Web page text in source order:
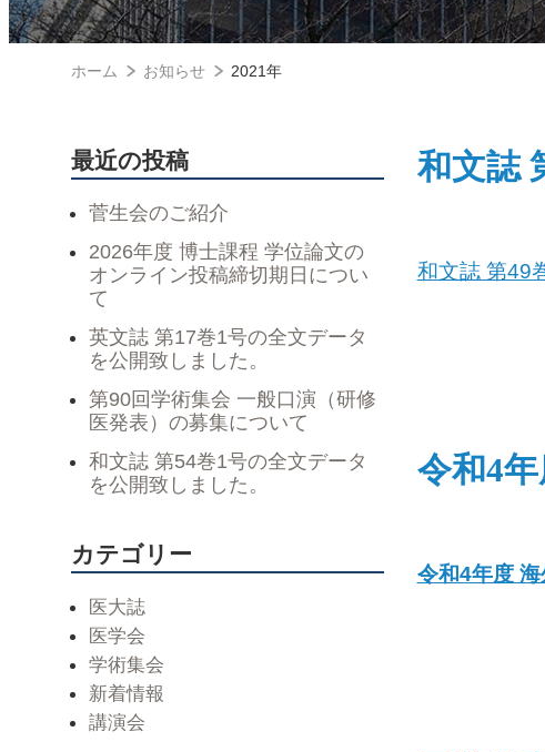
ホーム お知らせ 2021年
和文誌
和文誌 第49
令和4
令和4年度 海
最近の投稿
菅生会のご紹介
2026年度 博士課程 学位論文の
オンライン投稿締切期日につい
て
英文誌 第17巻1号の全文データ
を公開致しました。
第90回学術集会 一般口演（研修
医発表）の募集について
和文誌 第54巻1号の全文データ
を公開致しました。
カテゴリー
医大誌
医学会
学術集会
新着情報
講演会